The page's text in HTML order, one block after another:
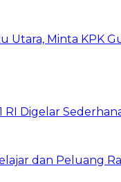
Utara, Minta KPK
Digelar
dan Peluang